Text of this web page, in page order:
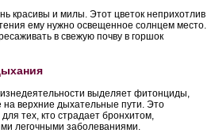
красивы и милы. Этот цветок неприхотлив
ему нужно освещенное солнцем место.
в свежую почву в горшок
выделяет фитонциды,
на верхние дыхательные пути. Это
тех, кто страдает бронхитом,
легочными заболеваниями.